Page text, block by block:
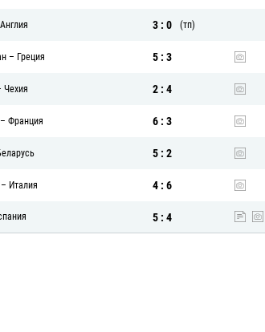
Англия 3 : 0 (тп)
– Греция 5 : 3
Чехия 2 : 4
– Франция 6 : 3
5 : 2
– Италия 4 : 6
5 : 4